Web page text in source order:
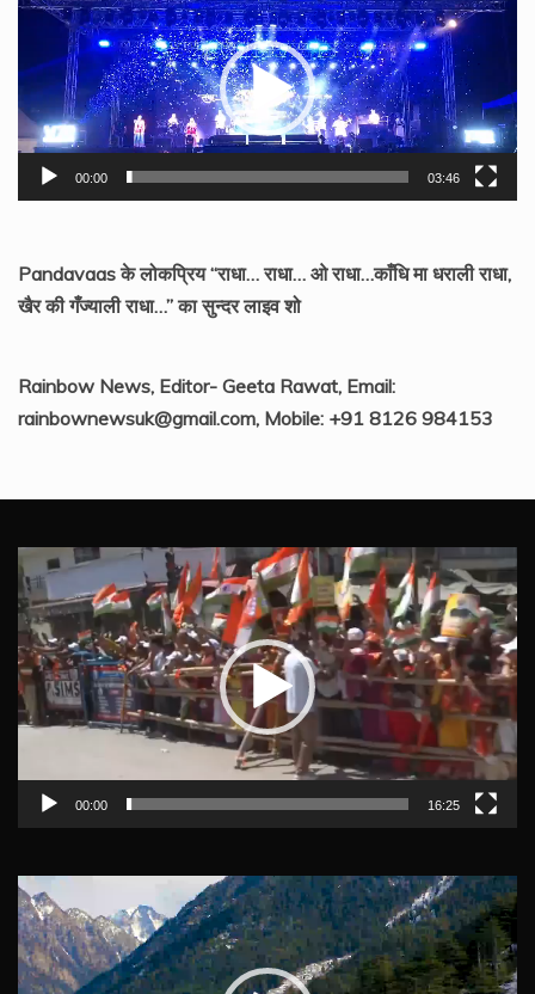
Player
00:00 03:46
Pandavaas के लोकप्रिय “राधा… राधा… ओ राधा…काँधि मा धराली राधा,
खैर की गँज्याली राधा…” का सुन्दर लाइव शो
Rainbow News, Editor- Geeta Rawat, Email:
rainbownewsuk@gmail.com, Mobile: +91 8126 984153
Video
Player
00:00 16:25
Video
Player